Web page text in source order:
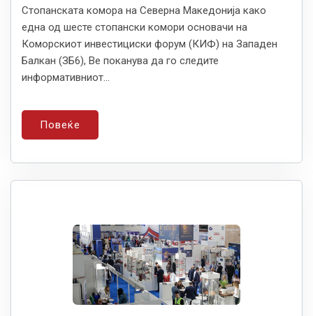
Стопанската комора на Северна Македонија како
една од шесте стопански комори основачи на
Коморскиот инвестициски форум (КИФ) на Западен
Балкан (ЗБ6), Ве поканува да го следите
информативниот...
Повеќе